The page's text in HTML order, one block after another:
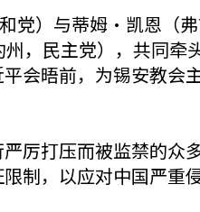
）与蒂姆·凯恩（
，民主党），共同牵
会晤前，为锡安教
厉打压而被监禁的众
制，以应对中国严重